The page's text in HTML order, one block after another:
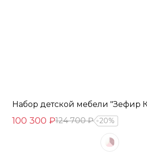
Набор детской мебели "Зефир
100 300 ₽124 700 ₽ 20%